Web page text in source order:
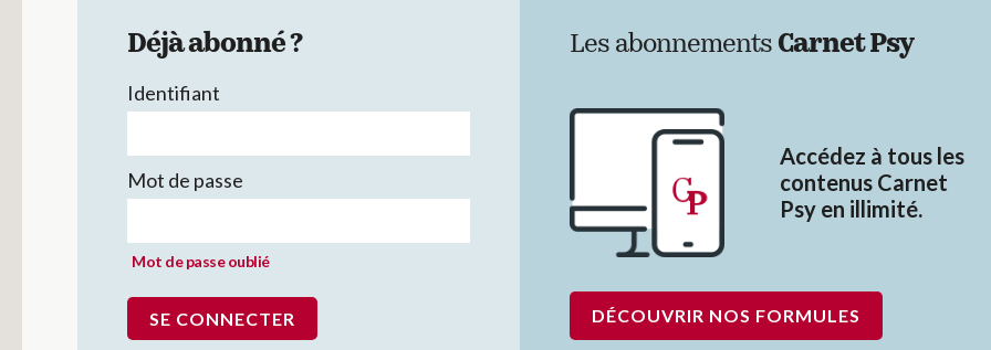
Déjà abonné ?
Identifiant
Mot de passe
Mot de passe oublié
Les abonnements Carnet Psy
Accédez à tous les
contenus Carnet
Psy en illimité.
DÉCOUVRIR NOS FORMULES